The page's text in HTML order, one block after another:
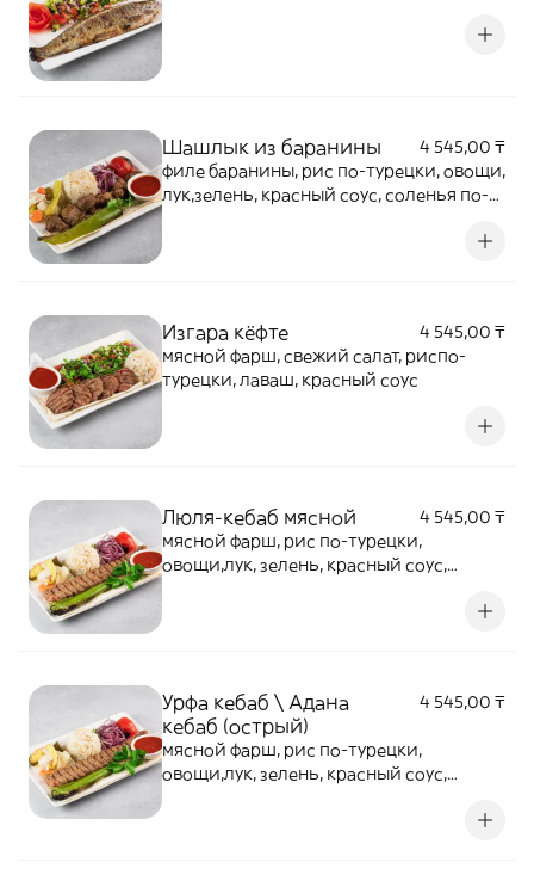
Шашлык из баранины
4 545,00 ₸
филе баранины, рис по-турецки, овощи,
лук,зелень, красный соус, соленья по-
Изгара кёфте
4 545,00 ₸
мясной фарш, свежий салат, риспо-
турецки, лаваш, красный соус
Люля-кебаб мясной
4 545,00 ₸
мясной фарш, рис по-турецки,
овощи,лук, зелень, красный соус,
Урфа кебаб \ Адана
кебаб (острый)
4 545,00 ₸
мясной фарш, рис по-турецки,
овощи,лук, зелень, красный соус,